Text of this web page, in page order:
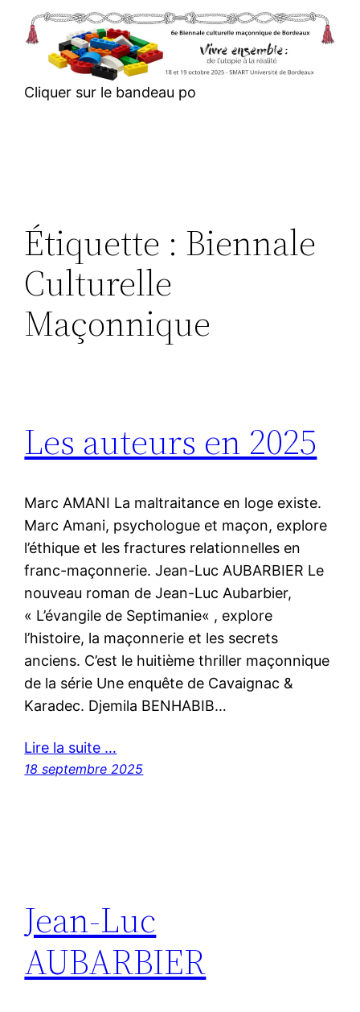
Aller
contenu
Cliquer sur le bandeau po
Étiquette : Biennale
Culturelle
Maçonnique
Les auteurs en 2025
Marc AMANI La maltraitance en loge existe.
Marc Amani, psychologue et maçon, explore
l’éthique et les fractures relationnelles en
franc-maçonnerie. Jean-Luc AUBARBIER Le
nouveau roman de Jean-Luc Aubarbier,
« L’évangile de Septimanie« , explore
l’histoire, la maçonnerie et les secrets
anciens. C’est le huitième thriller maçonnique
de la série Une enquête de Cavaignac &
Karadec. Djemila BENHABIB…
Lire la suite …
18 septembre 2025
Jean-Luc
AUBARBIER